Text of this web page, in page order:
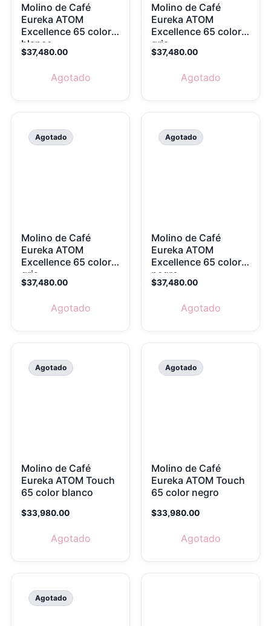
Molino de Café
Eureka ATOM
Excellence 65 color
blanco
$37,480.00
Agotado
Molino de Café
Eureka ATOM
Excellence 65 color
gris
$37,480.00
Agotado
Agotado
Molino de Café
Eureka ATOM
Excellence 65 color
gris
$37,480.00
Agotado
Agotado
Molino de Café
Eureka ATOM
Excellence 65 color
negro
$37,480.00
Agotado
Agotado
Molino de Café
Eureka ATOM Touch
65 color blanco
$33,980.00
Agotado
Agotado
Molino de Café
Eureka ATOM Touch
65 color negro
$33,980.00
Agotado
Agotado